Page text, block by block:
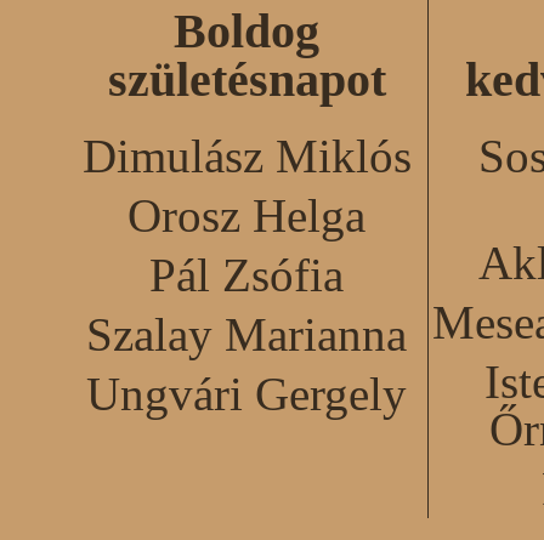
Boldog
születésnapot
Dimulász Miklós
Orosz Helga
Pál Zsófia
Szalay Marianna
Ungvári Gergely